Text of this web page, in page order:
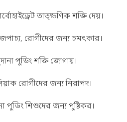
তাত্ক্ষণিক শক্তি দেয়।
রোগীদের জন্য চমৎকার।
পুডিং শক্তি জোগায়।
রোগীদের জন্য নিরাপদ।
পুডিং শিশুদের জন্য পুষ্টিকর।